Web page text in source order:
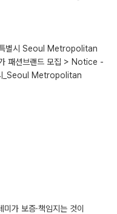
별시 Seoul Metropolitan
패션브랜드 모집 > Notice -
_Seoul Metropolitan
가 보증·책임지는 것이